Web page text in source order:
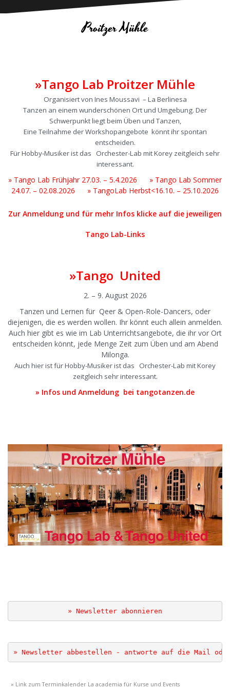
Proitzer Mühle
»Tango Lab Proitzer Mühle
Organisiert von Ines Moussavi – La Berlinesa
Tanzen an einem wunderschönen Ort und Umgebung. Der
Schwerpunkt liegt beim Üben und Tanzen,
Eine Teilnahme der Workshopangebote könnt ihr spontan
entscheiden.
Für Hobby-Musiker ist das Orchester-Lab mit Korey zeitgleich sehr
interessant.
» Tango Lab Frühjahr 27.03. – 5.4.2026
» Tango Lab Sommer
24.07. – 02.08.2026
» TangoLab Herbst<16.10. – 25.10.2026
Zur Anmeldung und für mehr Infos klicke auf die jeweiligen
Tango Lab-Links
»Tango United
2. – 9. August 2026
Tanzen und Lernen für Qeer & Open-Role-Dancers, oder
diejenigen, die es werden wollen. Ihr könnt euch allein anmelden.
Auch hier gibt es wie im Lab Unterrichtsangebote, die ihr vor Ort
entscheiden könnt, jede Menge Zeit zum Üben und am Abend
Milonga.
Auch hier ist für Hobby-Musiker ist das Orchester-Lab mit Korey
zeitgleich sehr interessant.
» Infos und Anmeldung bei tangotanzen.de
» Newsletter abonnieren
» Newsletter abbestellen - antworte auf die Mail
» Link zum Terminkalender La academia für Kurse und Events